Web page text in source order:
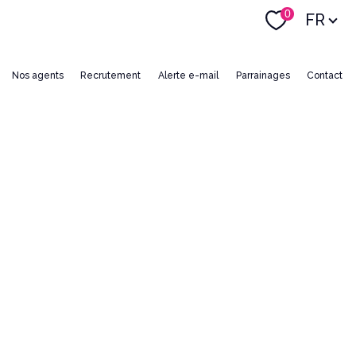
0 Langue
FR
nos agents recrutement alerte e-mail parrainages contact